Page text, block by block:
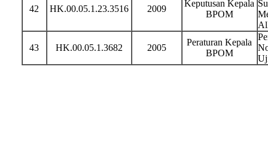
42 HK.00.05.1.23.3516 2009
Keputusan Kepala
BPOM
43 HK.00.05.1.3682 2005
Peraturan Kepala
BPOM